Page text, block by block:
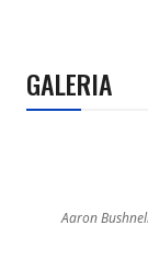
GALERIA
Aaron